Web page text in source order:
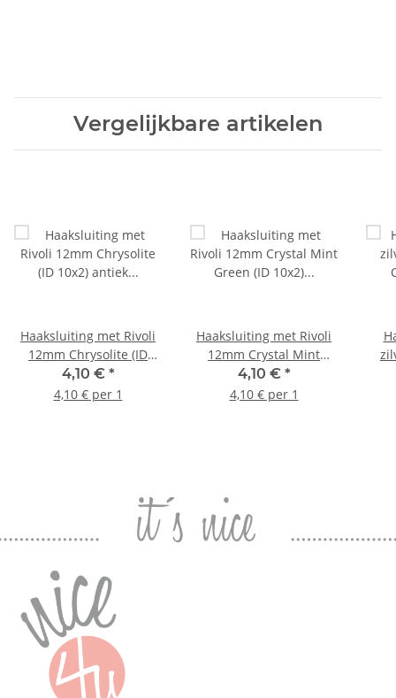
Vergelijkbare artikelen
Haaksluiting met Rivoli
12mm Chrysolite (ID
10x2) antiek zilver
4,10 € *
4,10 € per 1
Haaksluiting met Rivoli
12mm Crystal Mint
Green (ID 10x2) antiek
zilver
4,10 € *
4,10 € per 1